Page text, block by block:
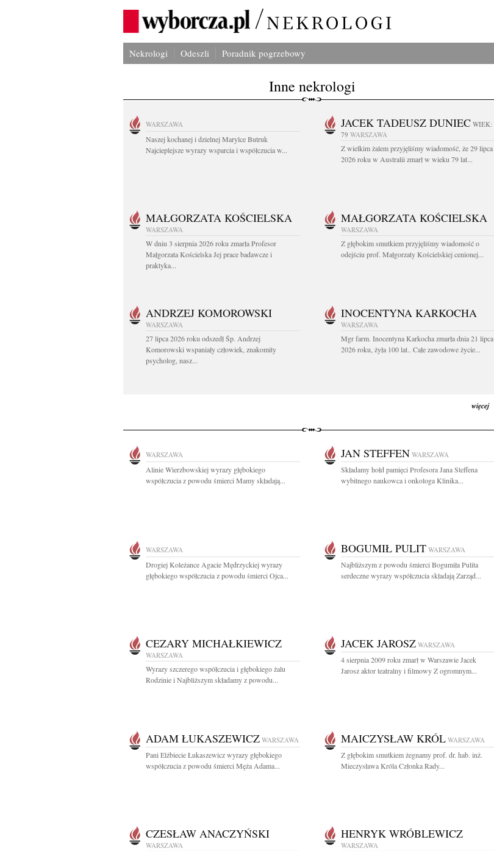
Nekrologi Odeszli Poradnik pogrzebowy
Inne nekrologi
WARSZAWA
Naszej kochanej i dzielnej Marylce Butruk
Najcieplejsze wyrazy wsparcia i współczucia w...
JACEK TADEUSZ DUNIEC WIEK:
79 WARSZAWA
Z wielkim żalem przyjęliśmy wiadomość, że 29 lipca
2026 roku w Australii zmarł w wieku 79 lat...
MAŁGORZATA KOŚCIELSKA
WARSZAWA
W dniu 3 sierpnia 2026 roku zmarła Profesor
Małgorzata Kościelska Jej prace badawcze i
praktyka...
MAŁGORZATA KOŚCIELSKA
WARSZAWA
Z głębokim smutkiem przyjęliśmy wiadomość o
odejściu prof. Małgorzaty Kościelskiej cenionej...
ANDRZEJ KOMOROWSKI
WARSZAWA
27 lipca 2026 roku odszedł Śp. Andrzej
Komorowski wspaniały człowiek, znakomity
psycholog, nasz...
INOCENTYNA KARKOCHA
WARSZAWA
Mgr farm. Inocentyna Karkocha zmarła dnia 21 lipca
2026 roku, żyła 100 lat.. Całe zawodowe życie...
więcej
WARSZAWA
Alinie Wierzbowskiej wyrazy głębokiego
współczucia z powodu śmierci Mamy składają...
JAN STEFFEN WARSZAWA
Składamy hołd pamięci Profesora Jana Steffena
wybitnego naukowca i onkologa Klinika...
WARSZAWA
Drogiej Koleżance Agacie Mędrzyckiej wyrazy
głębokiego współczucia z powodu śmierci Ojca...
BOGUMIŁ PULIT WARSZAWA
Najbliższym z powodu śmierci Bogumiła Pulita
serdeczne wyrazy współczucia składają Zarząd...
CEZARY MICHAŁKIEWICZ
WARSZAWA
Wyrazy szczerego współczucia i głębokiego żalu
Rodzinie i Najbliższym składamy z powodu...
JACEK JAROSZ WARSZAWA
4 sierpnia 2009 roku zmarł w Warszawie Jacek
Jarosz aktor teatralny i filmowy Z ogromnym...
ADAM ŁUKASZEWICZ WARSZAWA
Pani Elżbiecie Łukaszewicz wyrazy głębokiego
współczucia z powodu śmierci Męża Adama...
MAICZYSŁAW KRÓL WARSZAWA
Z głębokim smutkiem żegnamy prof. dr. hab. inż.
Mieczysława Króla Członka Rady...
CZESŁAW ANACZYŃSKI
WARSZAWA
HENRYK WRÓBLEWICZ
WARSZAWA